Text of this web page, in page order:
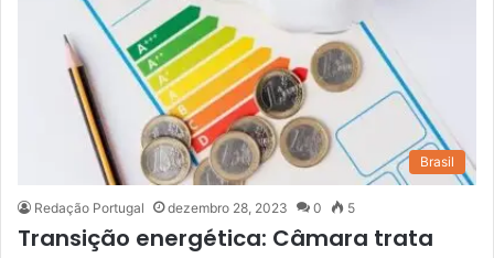
Brasil
Redação Portugal dezembro 28, 2023 0 5
Transição energética: Câmara trata